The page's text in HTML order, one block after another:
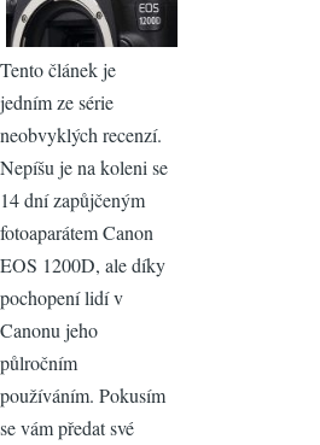
Tento článek je
jedním ze série
neobvyklých recenzí.
Nepíšu je na koleni se
14 dní zapůjčeným
fotoaparátem Canon
EOS 1200D, ale díky
pochopení lidí v
Canonu jeho
půlročním
používáním. Pokusím
se vám předat své